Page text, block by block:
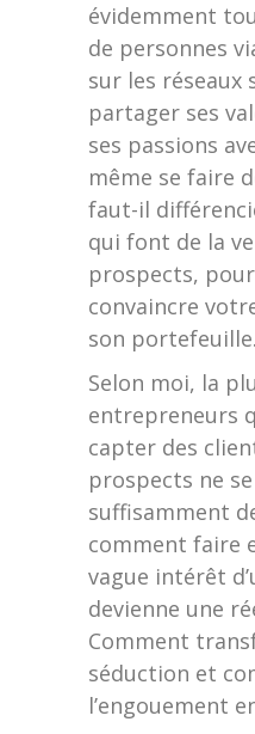
évidemment
de personnes
sur les réseaux
partager ses
ses passions
même se faire
faut-il
qui font de la
prospects,
convaincre
son portefeuille.
Selon moi, la
entrepreneurs
capter des
prospects ne
suffisamment
comment faire
vague intérêt
devienne une
Comment
séduction et
l’engouement